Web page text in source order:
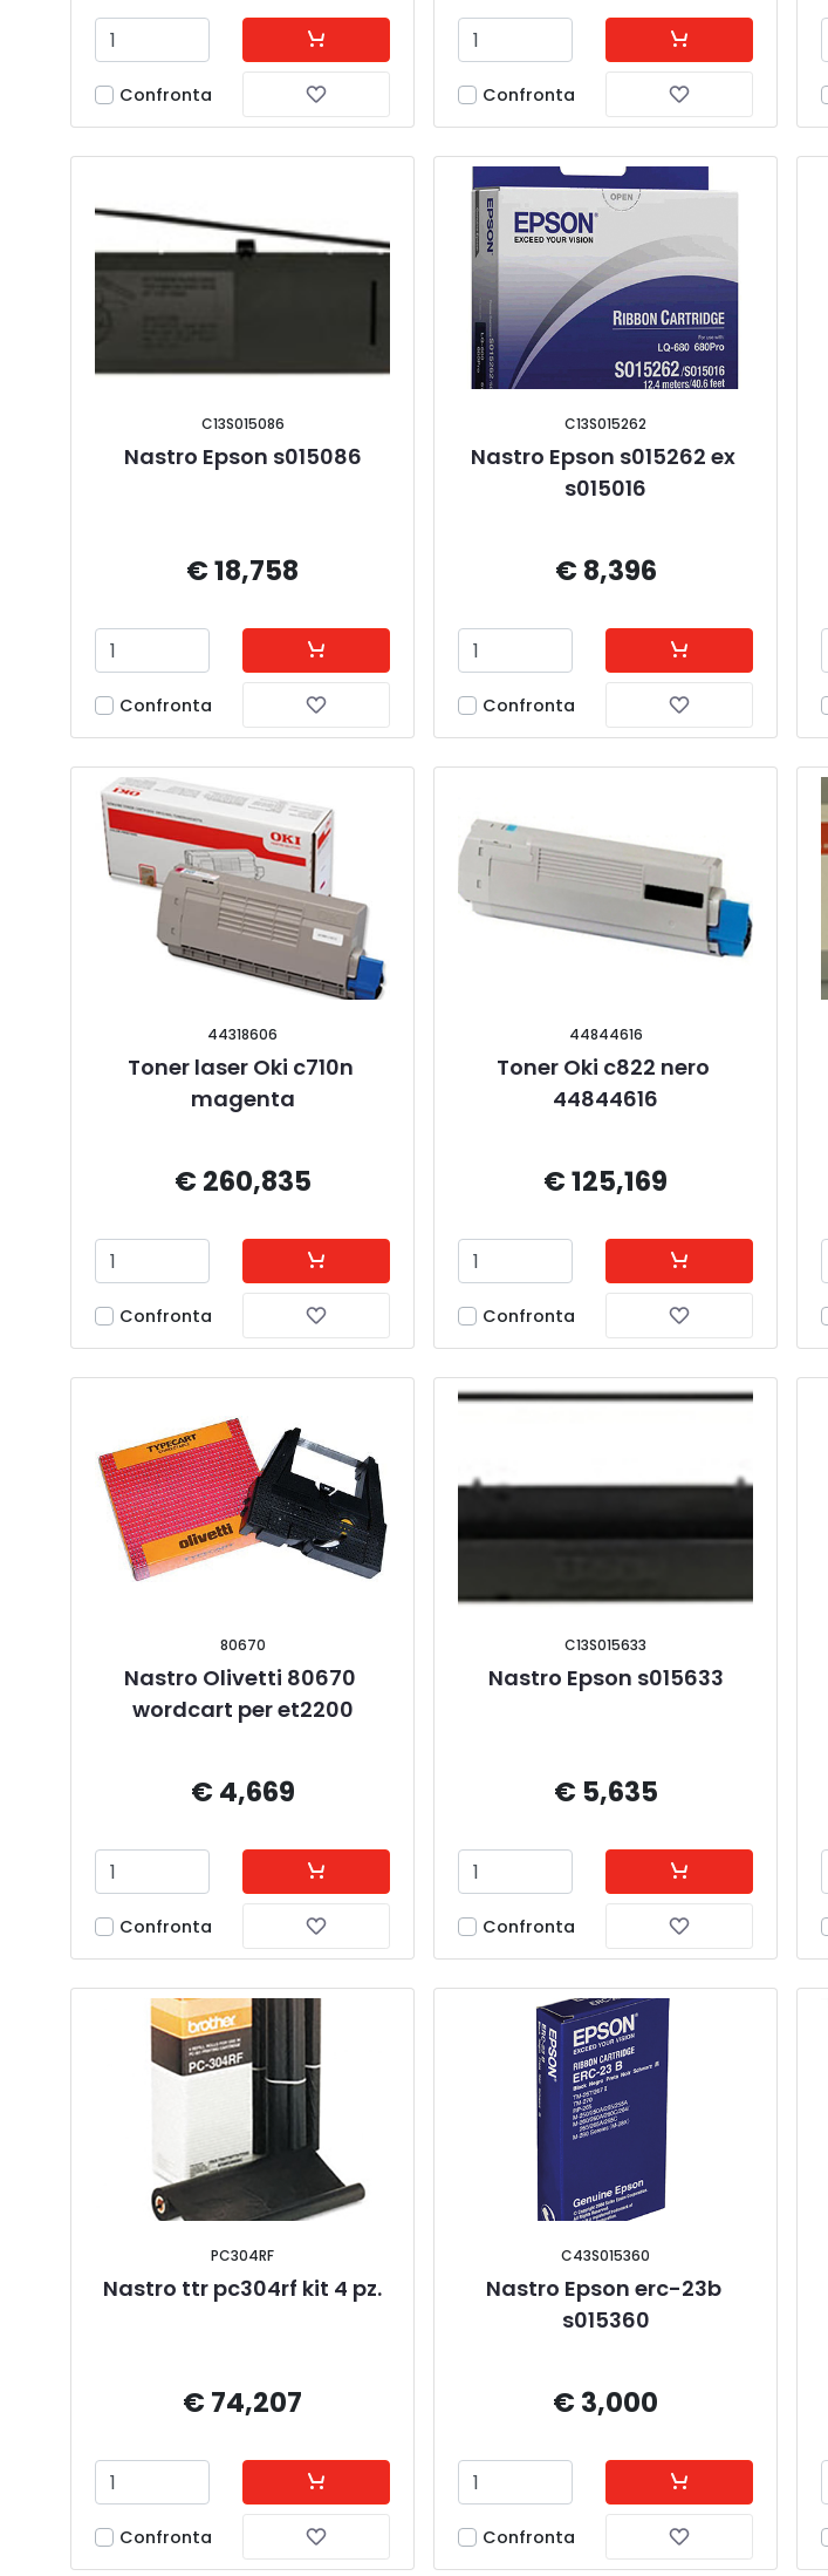
Confronta Confronta
C13S015086
Nastro Epson s015086
€ 18,758
Confronta
C13S015262
Nastro Epson s015262 ex
s015016
€ 8,396
Confronta
44318606
Toner laser Oki c710n
magenta
€ 260,835
Confronta
44844616
Toner Oki c822 nero
44844616
€ 125,169
Confronta
80670
Nastro Olivetti 80670
wordcart per et2200
€ 4,669
Confronta
C13S015633
Nastro Epson s015633
€ 5,635
Confronta
PC304RF
Nastro ttr pc304rf kit 4 pz.
€ 74,207
Confronta
C43S015360
Nastro Epson erc-23b
s015360
€ 3,000
Confronta